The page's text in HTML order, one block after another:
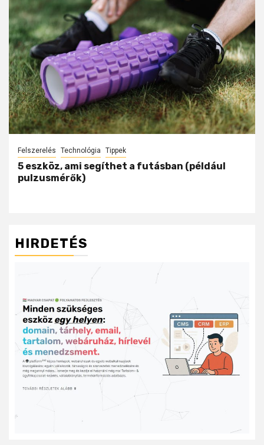
Felszerelés Technológia Tippek
5 eszköz, ami segíthet a futásban (például
pulzusmérők)
HIRDETÉS